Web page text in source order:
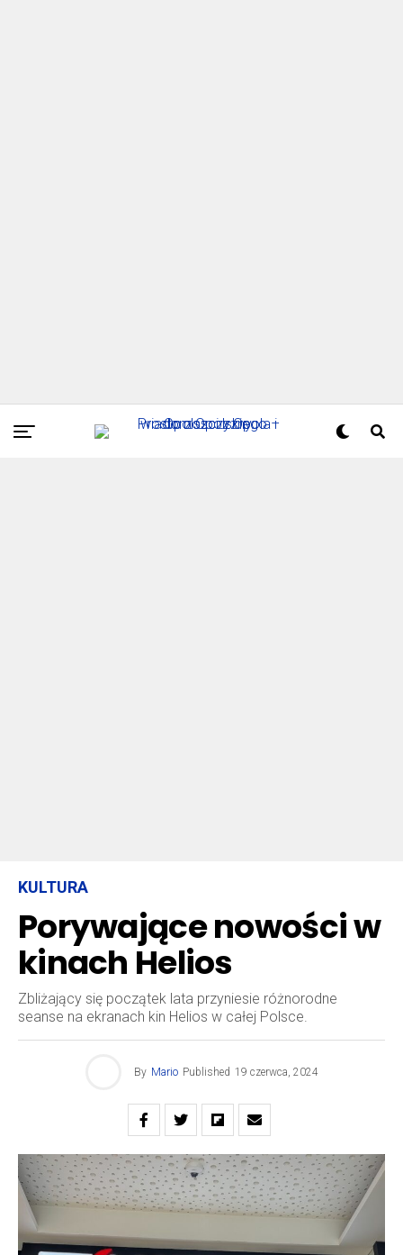
KULTURA
Porywające nowości w
kinach Helios
Zbliżający się początek lata przyniesie różnorodne
seanse na ekranach kin Helios w całej Polsce.
By Mario Published 19 czerwca, 2024